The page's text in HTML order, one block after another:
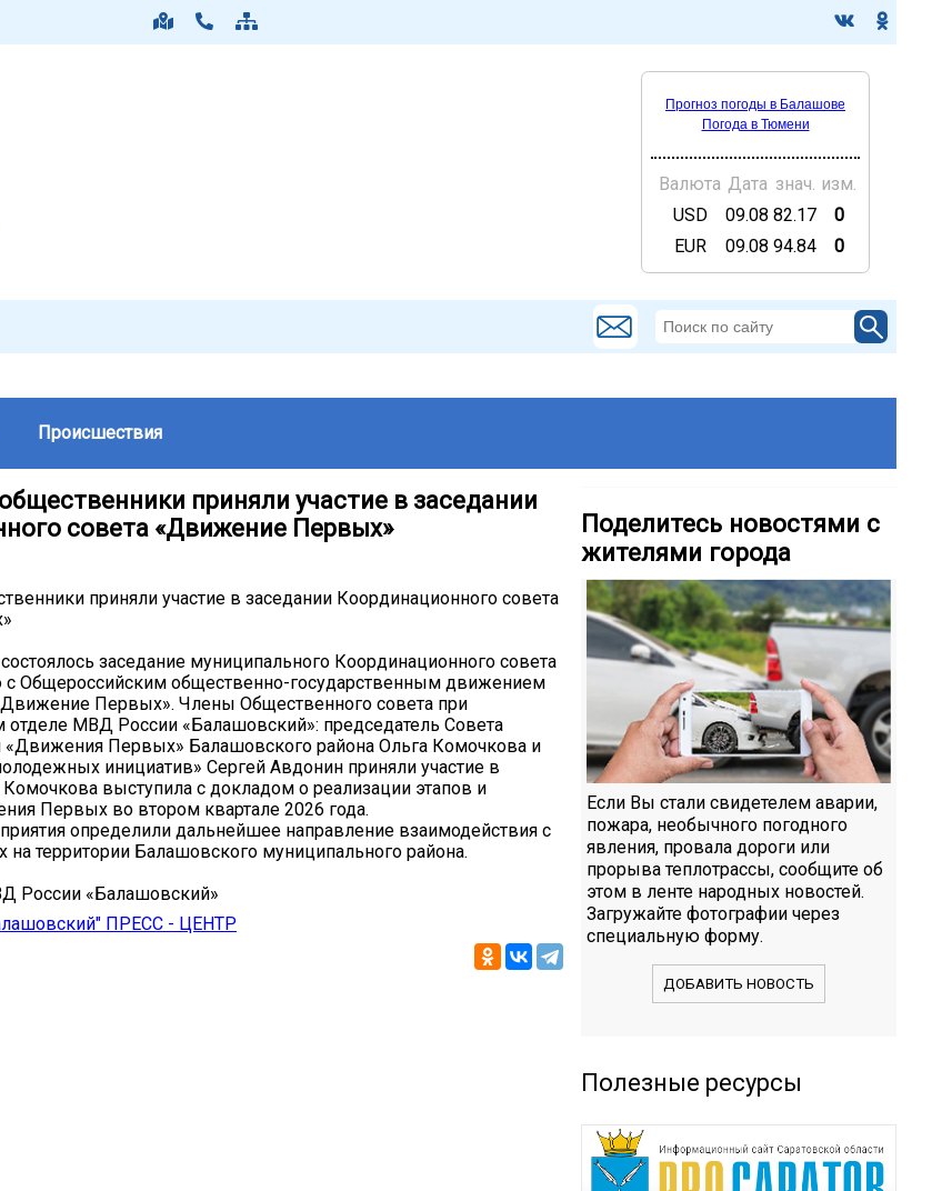
Прогноз погоды в Балашове
Погода в Тюмени
Валюта Дата знач. изм.
USD
09.08 82.17
0
EUR
09.08 94.84 0
Происшествия
приняли участие в заседании
совета «Движение Первых»
приняли участие в заседании Координационного совета
заседание муниципального Координационного совета
с Общероссийским общественно-государственным движением
Первых». Члены Общественного совета при
МВД России «Балашовский»: председатель Совета
«Движения Первых» Балашовского района Ольга Комочкова и
инициатив» Сергей Авдонин приняли участие в
выступила с докладом о реализации этапов и
Первых во втором квартале 2026 года.
определили дальнейшее направление взаимодействия с
территории Балашовского муниципального района.
России «Балашовский»
ПРЕСС - ЦЕНТР
Поделитесь новостями с
жителями города
Если Вы стали свидетелем аварии,
пожара, необычного погодного
явления, провала дороги или
прорыва теплотрассы, сообщите об
этом в ленте народных новостей.
Загружайте фотографии через
специальную форму.
ДОБАВИТЬ НОВОСТЬ
Полезные ресурсы